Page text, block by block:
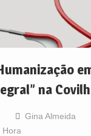
na
Gina Almeida
Hora